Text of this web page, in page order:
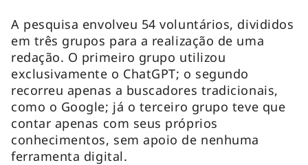
A pesquisa envolveu 54 voluntários, divididos
em três grupos para a realização de uma
redação. O primeiro grupo utilizou
exclusivamente o ChatGPT; o segundo
recorreu apenas a buscadores tradicionais,
como o Google; já o terceiro grupo teve que
contar apenas com seus próprios
conhecimentos, sem apoio de nenhuma
ferramenta digital.